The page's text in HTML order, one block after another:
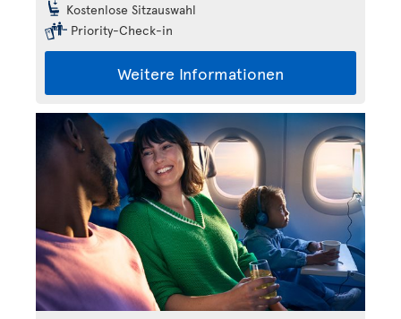
Kostenlose Sitzauswahl
Priority-Check-in
Weitere Informationen